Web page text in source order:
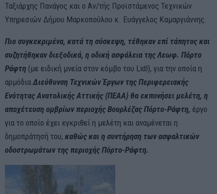
Ταξιάρχης Πανάγος και ο Αν/τής Προϊστάμενος Τεχνικών
Υπηρεσιών Δήμου Μαρκοπούλου κ. Ευάγγελος Καμαργιάννης.
Πιο συγκεκριμένα, κατά τη σύσκεψη, τέθηκαν επί τάπητος και
συζητήθηκαν διεξοδικά, η οδική ασφάλεια της Λεωφ. Πόρτο
Ράφτη (με ειδική μνεία στον κόμβο του Lidl), για την οποία η
αρμόδια Διεύθυνση Τεχνικών Έργων της Περιφερειακής
Ενότητας Ανατολικής Αττικής (ΠΕΑΑ) θα εκπονήσει μελέτη, η
αποχέτευση ομβρίων περιοχής Βουρλέζας Πόρτο-Ράφτη, έργο
για το οποίο έχει εγκριθεί η μελέτη και αναμένεται η
δημοπράτησή του, καθώς και η συντήρηση των ασφαλτικών
οδοστρωμάτων της περιοχής Πόρτο-Ράφτη.